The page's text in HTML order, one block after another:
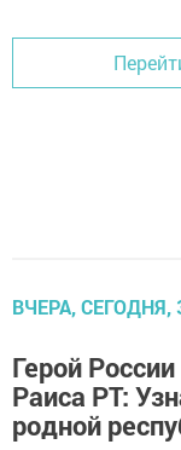
ВЧЕРА, СЕГОДНЯ,
Герой
Раиса РТ:
родной